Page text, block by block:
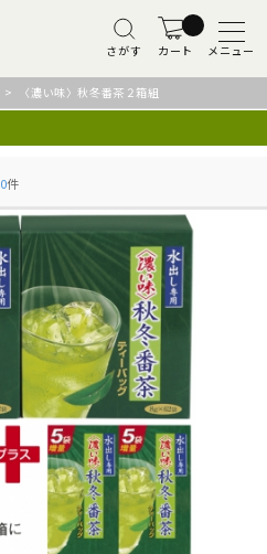
さがす カート メニュー
> 〈濃い味〉秋冬番茶２箱組
0件